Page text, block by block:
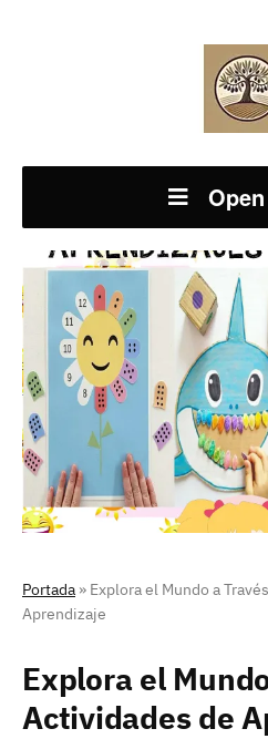
Portada » Explora el Mundo a
Aprendizaje
Explora el
Actividades de